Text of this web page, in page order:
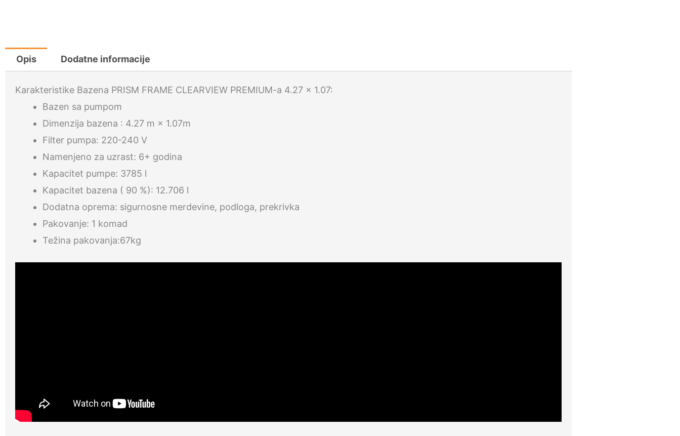
Opis Dodatne informacije
Karakteristike Bazena PRISM FRAME CLEARVIEW PREMIUM-a 4.27 x 1.07:
Bazen sa pumpom
Dimenzija bazena : 4.27 m × 1.07m
Filter pumpa: 220-240 V
Namenjeno za uzrast: 6+ godina
Kapacitet pumpe: 3785 l
Kapacitet bazena ( 90 %): 12.706 l
Dodatna oprema: sigurnosne merdevine, podloga, prekrivka
Pakovanje: 1 komad
Težina pakovanja:67kg